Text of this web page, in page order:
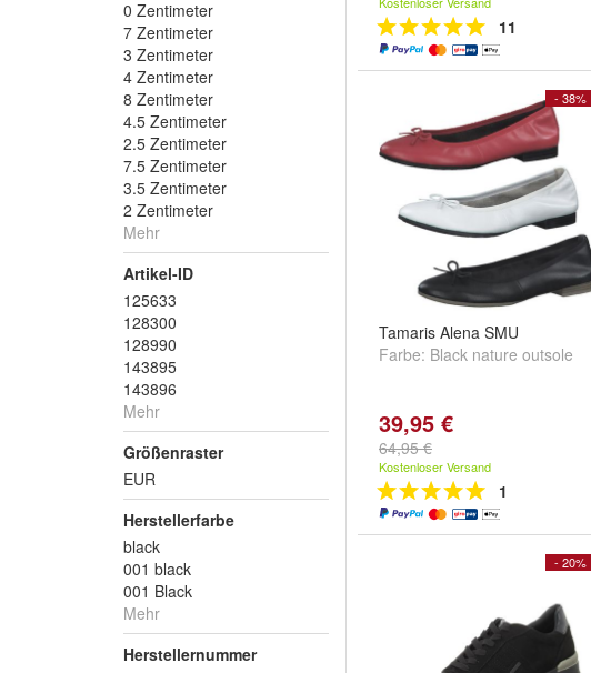
0 Zentimeter
7 Zentimeter
3 Zentimeter
4 Zentimeter
8 Zentimeter
4.5 Zentimeter
2.5 Zentimeter
7.5 Zentimeter
3.5 Zentimeter
2 Zentimeter
Mehr
Artikel-ID
125633
128300
128990
143895
143896
Mehr
Größenraster
EUR
Herstellerfarbe
black
001 black
001 Black
Mehr
Herstellernummer
11
- 38%
Tamaris Alena SMU
Farbe: Black nature outsole
39,95 €
64,95 €
Kostenloser Versand
1
- 20%